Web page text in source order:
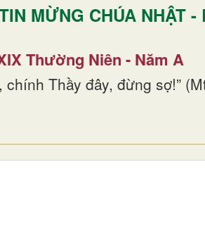
MỪNG CHÚA NHẬT -
Thường Niên - Năm A
chính Thầy đây, đừng sợ!”